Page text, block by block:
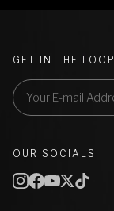
GET IN THE LOOP
OUR SOCIALS